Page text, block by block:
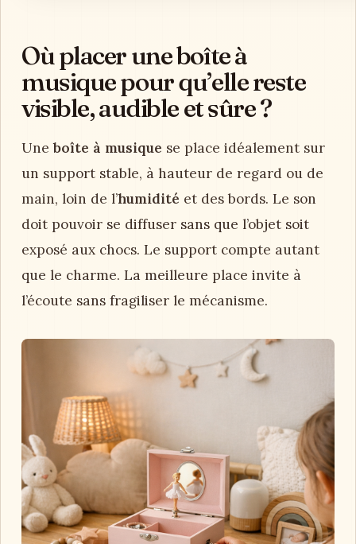
Où placer une boîte à
musique pour qu’elle reste
visible, audible et sûre ?
Uneboîte à musique se place idéalement sur
un support stable, à hauteur de regard ou de
main, loin de l’humidité et des bords. Le son
doit pouvoir se diffuser sans que l’objet soit
exposé aux chocs. Le support compte autant
que le charme. La meilleure place invite à
l’écoute sans fragiliser le mécanisme.